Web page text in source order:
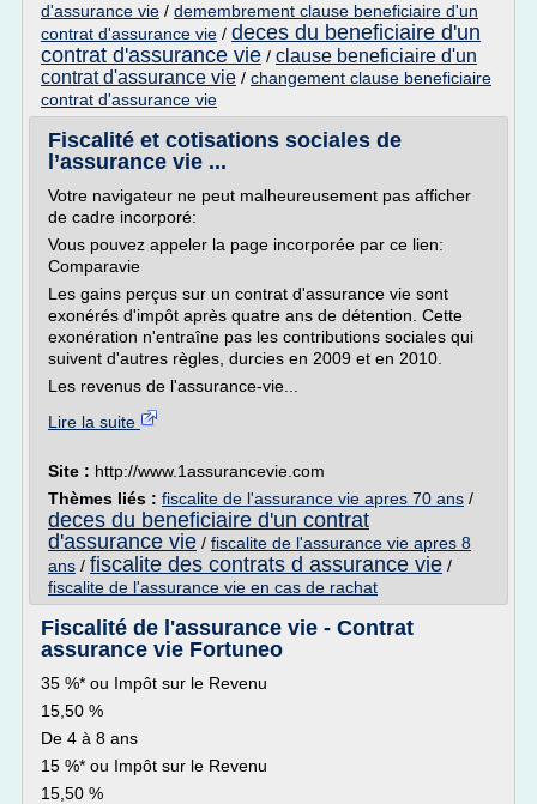
d'assurance vie / demembrement clause beneficiaire d'un
contrat d'assurance vie / deces du beneficiaire d'un
contrat d'assurance vie / clause beneficiaire d'un
contrat d'assurance vie / changement clause beneficiaire
contrat d'assurance vie
Fiscalité et cotisations sociales de
l’assurance vie ...
Votre navigateur ne peut malheureusement pas afficher
de cadre incorporé:
Vous pouvez appeler la page incorporée par ce lien:
Comparavie
Les gains perçus sur un contrat d'assurance vie sont
exonérés d'impôt après quatre ans de détention. Cette
exonération n'entraîne pas les contributions sociales qui
suivent d'autres règles, durcies en 2009 et en 2010.
Les revenus de l'assurance-vie...
Lire la suite
Site : http://www.1assurancevie.com
Thèmes liés : fiscalite de l'assurance vie apres 70 ans /
deces du beneficiaire d'un contrat
d'assurance vie / fiscalite de l'assurance vie apres 8
ans / fiscalite des contrats d assurance vie /
fiscalite de l'assurance vie en cas de rachat
Fiscalité de l'assurance vie - Contrat
assurance vie Fortuneo
35 %* ou Impôt sur le Revenu
15,50 %
De 4 à 8 ans
15 %* ou Impôt sur le Revenu
15,50 %